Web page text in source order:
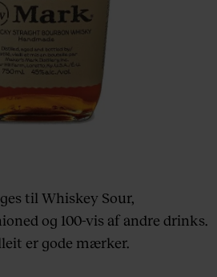
til Whiskey Sour,
og 100-vis af andre drinks.
er gode mærker.